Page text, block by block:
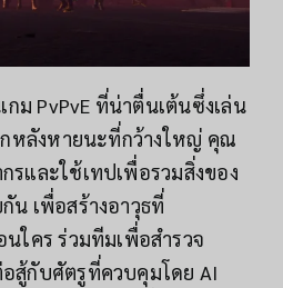
เกม PvPvE ที่น่าตื่นเต้นซึ่งเล่น
กหลังหายนะที่กว้างใหญ่ คุณ
รและใช้เทปเพื่อรวมสิ่งของ
น เพื่อสร้างอาวุธที่
ใคร ร่วมทีมเพื่อสำรวจ
สู้กับศัตรูที่ควบคุมโดย AI